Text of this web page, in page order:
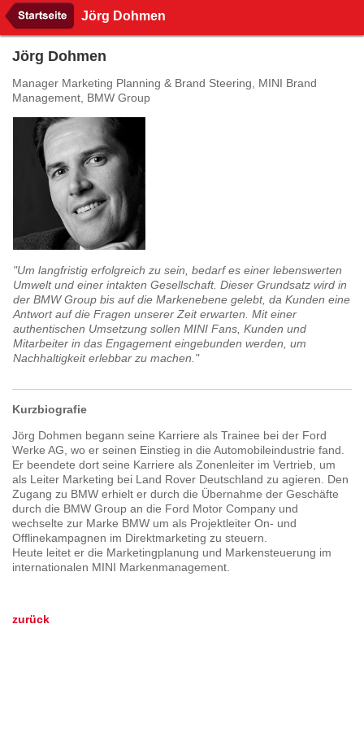
Jörg Dohmen
Jörg Dohmen
Manager Marketing Planning & Brand Steering, MINI Brand
Management, BMW Group
"Um langfristig erfolgreich zu sein, bedarf es einer lebenswerten
Umwelt und einer intakten Gesellschaft. Dieser Grundsatz wird in
der BMW Group bis auf die Markenebene gelebt, da Kunden eine
Antwort auf die Fragen unserer Zeit erwarten. Mit einer
authentischen Umsetzung sollen MINI Fans, Kunden und
Mitarbeiter in das Engagement eingebunden werden, um
Nachhaltigkeit erlebbar zu machen."
Kurzbiografie
Jörg Dohmen begann seine Karriere als Trainee bei der Ford
Werke AG, wo er seinen Einstieg in die Automobileindustrie fand.
Er beendete dort seine Karriere als Zonenleiter im Vertrieb, um
als Leiter Marketing bei Land Rover Deutschland zu agieren. Den
Zugang zu BMW erhielt er durch die Übernahme der Geschäfte
durch die BMW Group an die Ford Motor Company und
wechselte zur Marke BMW um als Projektleiter On- und
Offlinekampagnen im Direktmarketing zu steuern.
Heute leitet er die Marketingplanung und Markensteuerung im
internationalen MINI Markenmanagement.
zurück